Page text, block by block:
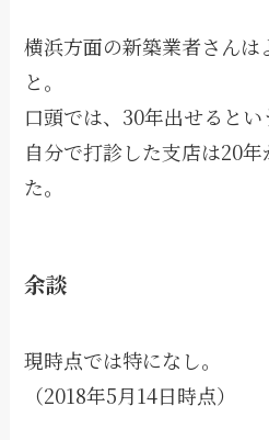
横浜方面の新築業者さんは
と。
口頭では、30年出せるとい
自分で打診した支店は20
た。
余談
現時点では特になし。
（2018年5月14日時点）